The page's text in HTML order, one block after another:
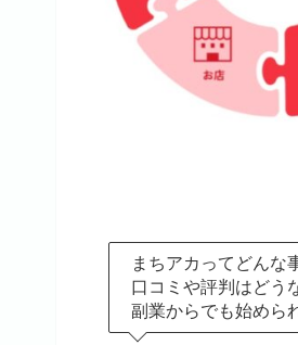
まちアカってどんな
口コミや評判はどう
副業からでも始めら